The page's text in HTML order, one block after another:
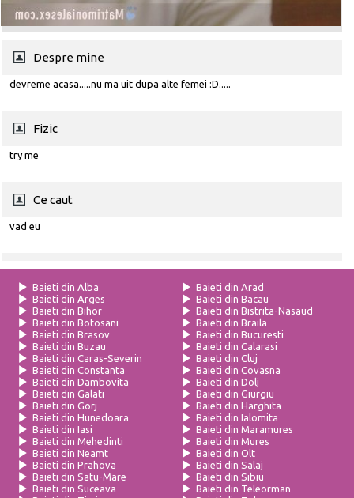
Despre mine
devreme acasa.....nu ma uit dupa alte femei :D.....
Fizic
try me
Ce caut
vad eu
Baieti din Alba
Baieti din Arad
Baieti din Arges
Baieti din Bacau
Baieti din Bihor
Baieti din Bistrita-Nasaud
Baieti din Botosani
Baieti din Braila
Baieti din Brasov
Baieti din Bucuresti
Baieti din Buzau
Baieti din Calarasi
Baieti din Caras-Severin
Baieti din Cluj
Baieti din Constanta
Baieti din Covasna
Baieti din Dambovita
Baieti din Dolj
Baieti din Galati
Baieti din Giurgiu
Baieti din Gorj
Baieti din Harghita
Baieti din Hunedoara
Baieti din Ialomita
Baieti din Iasi
Baieti din Maramures
Baieti din Mehedinti
Baieti din Mures
Baieti din Neamt
Baieti din Olt
Baieti din Prahova
Baieti din Salaj
Baieti din Satu-Mare
Baieti din Sibiu
Baieti din Suceava
Baieti din Teleorman